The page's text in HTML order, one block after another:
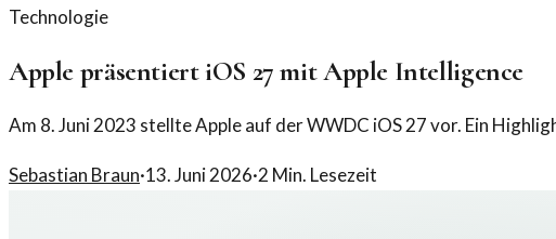
Technologie
Apple präsentiert iOS 27 mit Apple Intelligence
Am 8. Juni 2023 stellte Apple auf der WWDC iOS 27 vor. Ein
Sebastian Braun·13. Juni 2026·2 Min. Lesezeit